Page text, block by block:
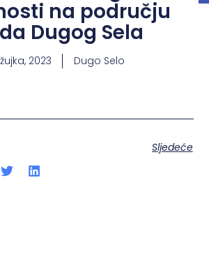
na području
Dugog Sela
2023 Dugo Selo
Sljedeće